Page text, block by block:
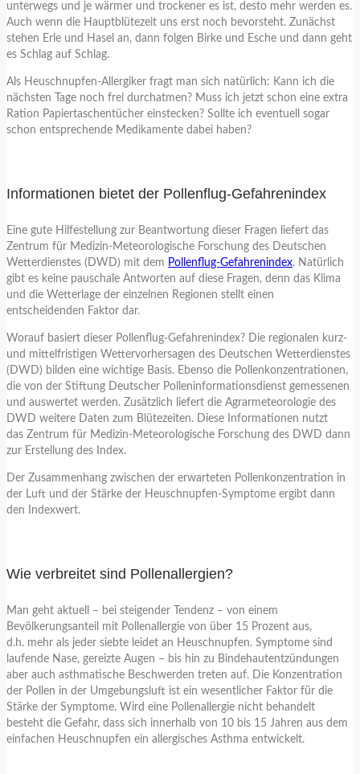
unterwegs und je wärmer und trockener es ist, desto mehr werden es.
Auch wenn die Hauptblütezeit uns erst noch bevorsteht. Zunächst
stehen Erle und Hasel an, dann folgen Birke und Esche und dann geht
es Schlag auf Schlag.
Als Heuschnupfen-Allergiker fragt man sich natürlich: Kann ich die
nächsten Tage noch frei durchatmen? Muss ich jetzt schon eine extra
Ration Papiertaschentücher einstecken? Sollte ich eventuell sogar
schon entsprechende Medikamente dabei haben?
Informationen bietet der Pollenflug-Gefahrenindex
Eine gute Hilfestellung zur Beantwortung dieser Fragen liefert das
Zentrum für Medizin-Meteorologische Forschung des Deutschen
Wetterdienstes (DWD) mit dem Pollenflug-Gefahrenindex. Natürlich
gibt es keine pauschale Antworten auf diese Fragen, denn das Klima
und die Wetterlage der einzelnen Regionen stellt einen
entscheidenden Faktor dar.
Worauf basiert dieser Pollenflug-Gefahrenindex? Die regionalen kurz-
und mittelfristigen Wettervorhersagen des Deutschen Wetterdienstes
(DWD) bilden eine wichtige Basis. Ebenso die Pollenkonzentrationen,
die von der Stiftung Deutscher Polleninformationsdienst gemessenen
und auswertet werden. Zusätzlich liefert die Agrarmeteorologie des
DWD weitere Daten zum Blütezeiten. Diese Informationen nutzt
das Zentrum für Medizin-Meteorologische Forschung des DWD dann
zur Erstellung des Index.
Der Zusammenhang zwischen der erwarteten Pollenkonzentration in
der Luft und der Stärke der Heuschnupfen-Symptome ergibt dann
den Indexwert.
Wie verbreitet sind Pollenallergien?
Man geht aktuell – bei steigender Tendenz – von einem
Bevölkerungsanteil mit Pollenallergie von über 15 Prozent aus,
d.h. mehr als jeder siebte leidet an Heuschnupfen. Symptome sind
laufende Nase, gereizte Augen – bis hin zu Bindehautentzündungen
aber auch asthmatische Beschwerden treten auf. Die Konzentration
der Pollen in der Umgebungsluft ist ein wesentlicher Faktor für die
Stärke der Symptome. Wird eine Pollenallergie nicht behandelt
besteht die Gefahr, dass sich innerhalb von 10 bis 15 Jahren aus dem
einfachen Heuschnupfen ein allergisches Asthma entwickelt.